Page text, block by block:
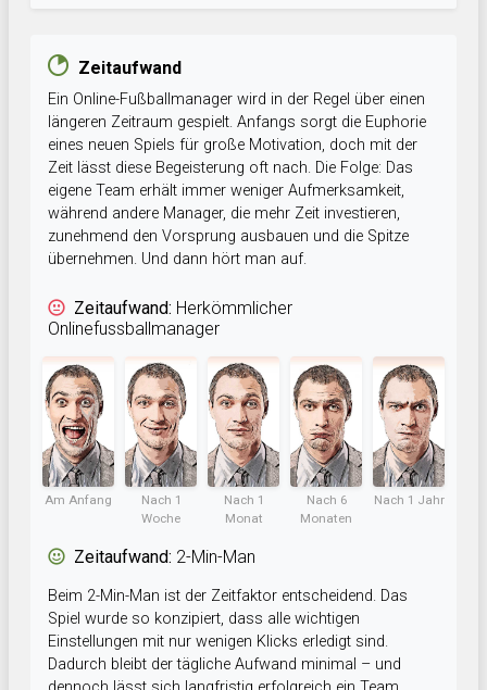
Zeitaufwand
Ein Online-Fußballmanager wird in der Regel über einen
längeren Zeitraum gespielt. Anfangs sorgt die Euphorie
eines neuen Spiels für große Motivation, doch mit der
Zeit lässt diese Begeisterung oft nach. Die Folge: Das
eigene Team erhält immer weniger Aufmerksamkeit,
während andere Manager, die mehr Zeit investieren,
zunehmend den Vorsprung ausbauen und die Spitze
übernehmen. Und dann hört man auf.
Zeitaufwand: Herkömmlicher
Onlinefussballmanager
Am Anfang
Nach 1
Woche
Nach 1
Monat
Nach 6
Monaten
Nach 1 Jahr
Zeitaufwand: 2-Min-Man
Beim 2-Min-Man ist der Zeitfaktor entscheidend. Das
Spiel wurde so konzipiert, dass alle wichtigen
Einstellungen mit nur wenigen Klicks erledigt sind.
Dadurch bleibt der tägliche Aufwand minimal – und